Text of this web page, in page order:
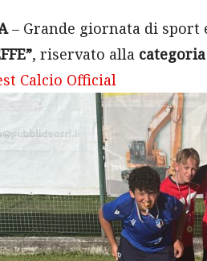
– Grande giornata di sport
, riservato alla
Calcio Official